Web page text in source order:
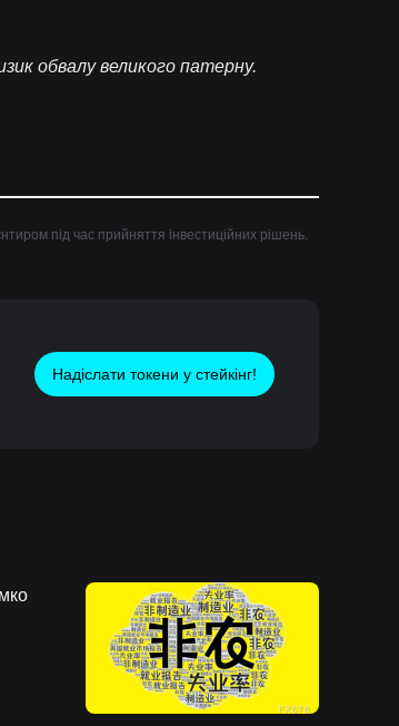
обвалу великого патерну.
під час прийняття інвестиційних рішень.
Надіслати токени у стейкінг!